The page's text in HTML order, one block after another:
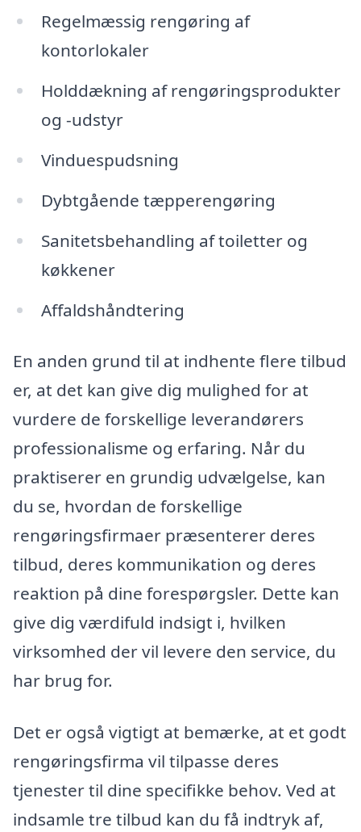
Regelmæssig rengøring af
kontorlokaler
Holddækning af rengøringsprodukter
og -udstyr
Vinduespudsning
Dybtgående tæpperengøring
Sanitetsbehandling af toiletter og
køkkener
Affaldshåndtering
En anden grund til at indhente flere tilbud
er, at det kan give dig mulighed for at
vurdere de forskellige leverandørers
professionalisme og erfaring. Når du
praktiserer en grundig udvælgelse, kan
du se, hvordan de forskellige
rengøringsfirmaer præsenterer deres
tilbud, deres kommunikation og deres
reaktion på dine forespørgsler. Dette kan
give dig værdifuld indsigt i, hvilken
virksomhed der vil levere den service, du
har brug for.
Det er også vigtigt at bemærke, at et godt
rengøringsfirma vil tilpasse deres
tjenester til dine specifikke behov. Ved at
indsamle tre tilbud kan du få indtryk af,